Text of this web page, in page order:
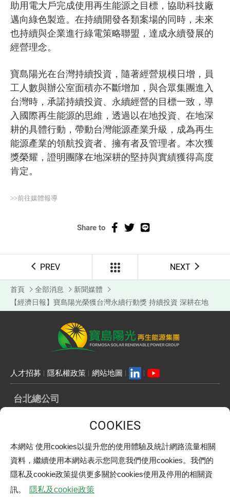
本網站 使用cookies以提升您的使用體驗及統計網路流量相關
資料，繼續使用本網站表示您同意我們使用cookies。我們的
隱私及cookie政策提供更多關於cookies使用及停用的相關資
訊。
隱私及cookie政策
助用電大戶完成使用再生能源之目標，協助科技廠
邁向綠色製造。在持續開發各類案場的同時，未來
也持續與企業進行綠電策略聯盟，達成永續發展的
經營理念。
寶島陽光在台灣持續投資，隨著經營規模日增，員
工人數與辦公室面積亦不斷增加，與合眾集團進入
台灣時，承諾持續投資、永續經營的目標一致，導
入國際再生能源的思維，透過以在地投資、在地深
耕的具體行動，帶動台灣能源產業升級，成為再生
能源產業的領航投資者、擁有者及管理者。本次獲
獎榮耀，證明團隊在地深耕的堅持與實績獲得高度
肯定。
>>前往媒體報導
Share to
PREV NEXT
首頁 全部消息
新聞媒體
【經濟日報】寶島陽光榮獲台灣永續行動獎 持續投資 深耕在地
人才招募 隱私權政策 網站地圖
台北總公司
FAX：02-2708-5343
嘉義辦公室
ADD：612 嘉義縣太保市太保二路93號 TEL：05-320-8200
FAX：05-362-2900